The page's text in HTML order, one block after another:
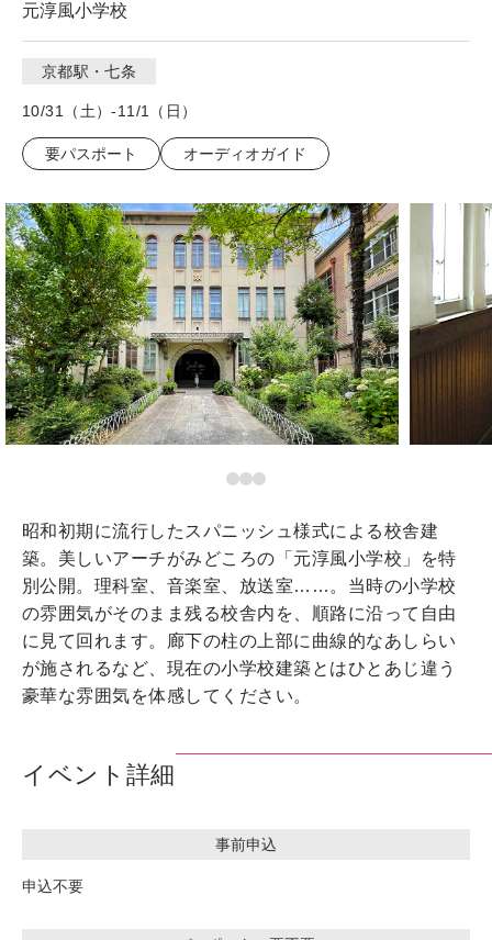
元淳風小学校
京都駅・七条
10/31（土）-11/1（日）
要パスポート オーディオガイド
昭和初期に流行したスパニッシュ様式による校舎建
築。美しいアーチがみどころの「元淳風小学校」を特
別公開。理科室、音楽室、放送室……。当時の小学校
の雰囲気がそのまま残る校舎内を、順路に沿って自由
に見て回れます。廊下の柱の上部に曲線的なあしらい
が施されるなど、現在の小学校建築とはひとあじ違う
豪華な雰囲気を体感してください。
イベント詳細
事前申込
申込不要